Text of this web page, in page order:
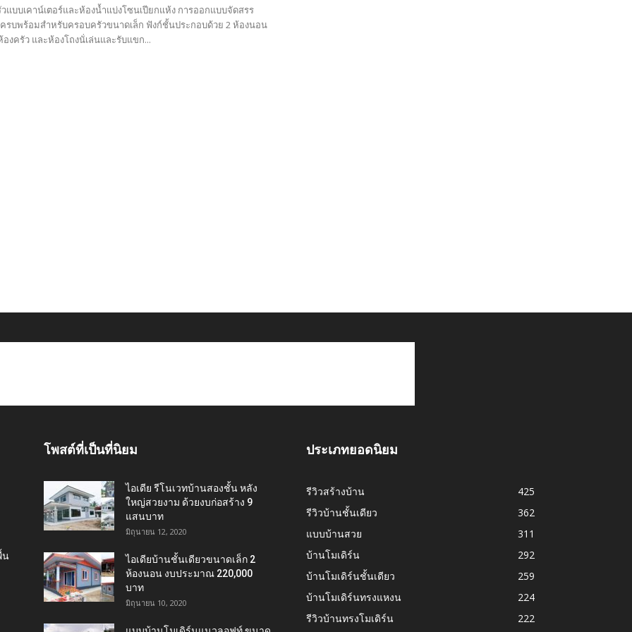
แบบเคาน์เตอร์และห้องน้ำแบ่งโซนเปียกแห้ง การออกแบบจัดสรร
รบพร้อมสำหรับครอบครัวขนาดเล็ก ฟังก์ชั้นประกอบด้วย 2 ห้องนอน
องครัว และห้องโถงนั่เล่นและรับแขก...
น
โพสต์ที่เป็นที่นิยม
ไอเดีย รีโนเวทบ้านสองชั้น หลัง
ใหญ่สวยงาม ด้วยงบก่อสร้าง 9
แสนบาท
มิถุนายน 12, 2020
ไอเดียบ้านชั้นเดียวขนาดเล็ก 2
ห้องนอน งบประมาณ 220,000
บาท
มิถุนายน 10, 2020
ประเภทยอดนิยม
รีวิวสร้างบ้าน
425
รีวิวบ้านชั้นเดียว
362
แบบบ้านสวย
311
บ้านโมเดิร์น
292
บ้านโมเดิร์นชั้นเดียว
259
บ้านโมเดิร์นทรงแหงน
224
รีวิวบ้านทรงโมเดิร์น
222